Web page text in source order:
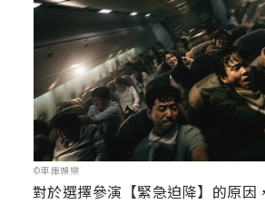
©車庫娛樂
對於選擇參演【緊急迫降】的原因